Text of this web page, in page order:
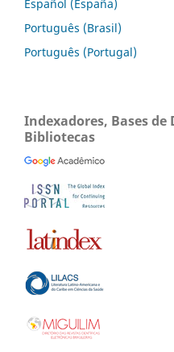
Español (España)
Português (Brasil)
Português (Portugal)
Indexadores, Bases de
Bibliotecas